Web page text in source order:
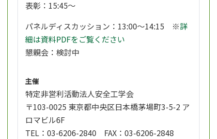
表彰：15:45～
パネルディスカッション：13:00～14:15 ※詳
細は資料PDFをご覧ください
懇親会：検討中
主催
特定非営利活動法人安全工学会
〒103-0025 東京都中央区日本橋茅場町3-5-2 ア
ロマビル6F
TEL：03-6206-2840 FAX：03-6206-2848